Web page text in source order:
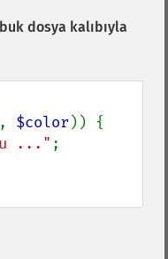
dosya kalıbıyla
, $color )) {
..." ;